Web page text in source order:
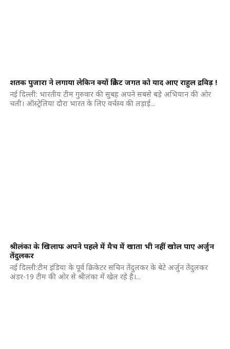
शतक पुजारा ने लगाया लेकिन क्यों क्रिकेट जगत को याद आए राहुल द्रविड़ !
नई दिल्ली: भारतीय टीम गुरुवार की सुबह अपने सबसे बड़े अभियान की ओर
चली। ऑस्ट्रेलिया दौरा भारत के लिए वर्चस्व की लड़ाई...
श्रीलंका के खिलाफ अपने पहले में मैच में खाता भी नहीं खोल पाए अर्जुन
तेंदुलकर
नई दिल्ली:टीम इंडिया के पूर्व क्रिकेटर सचिन तेंदुलकर के बेटे अर्जुन तेंदुलकर
अंडर-19 टीम की ओर से श्रीलंका में खेल रहे है।...